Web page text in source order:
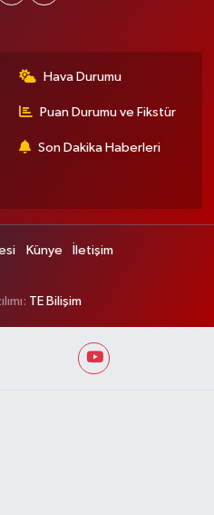
Hava Durumu
Puan Durumu ve Fikstür
Son Dakika Haberleri
Künye İletişim
TE Bilişim